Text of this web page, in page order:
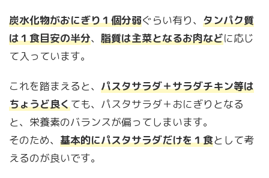
炭水化物がおにぎり１個分弱ぐらい有り、 タンパク質
は１食目安の半分、 脂質は主菜となるお肉などに応じ
て入っています。
これを踏まえると、 パスタサラダ＋サラダチキン等は
ちょうど良くても、パスタサラダ＋おにぎりとなる
と、栄養素のバランスが偏ってしまいます。
そのため、 基本的にパスタサラダだけを１食として考
えるのが良いです。